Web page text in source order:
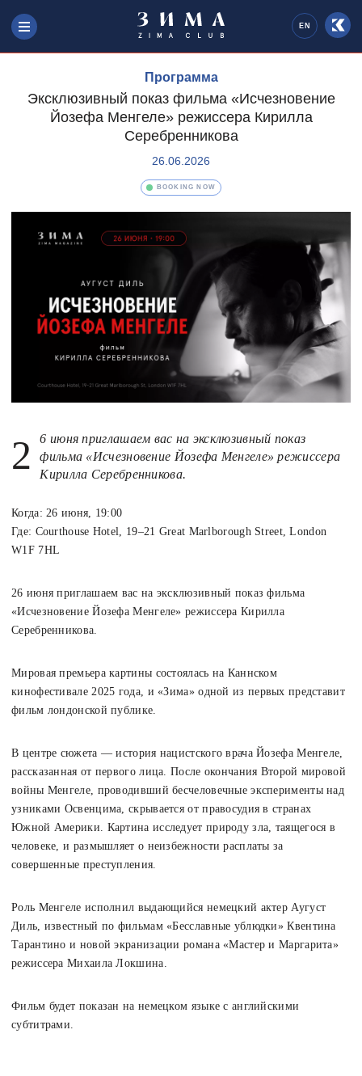
EN
Программа
Эксклюзивный показ фильма «Исчезновение
Йозефа Менгеле» режиссера Кирилла
Серебренникова
26.06.2026
BOOKING NOW
26 июня приглашаем вас на эксклюзивный показ
фильма «Исчезновение Йозефа Менгеле» режиссера
Кирилла Серебренникова.
Когда: 26 июня, 19:00
Где: Courthouse Hotel, 19–21 Great Marlborough Street, London
W1F 7HL
26 июня приглашаем вас на эксклюзивный показ фильма
«Исчезновение Йозефа Менгеле» режиссера Кирилла
Серебренникова.
Мировая премьера картины состоялась на Каннском
кинофестивале 2025 года, и «Зима» одной из первых представит
фильм лондонской публике.
В центре сюжета — история нацистского врача Йозефа Менгеле,
рассказанная от первого лица. После окончания Второй мировой
войны Менгеле, проводивший бесчеловечные эксперименты над
узниками Освенцима, скрывается от правосудия в странах
Южной Америки. Картина исследует природу зла, таящегося в
человеке, и размышляет о неизбежности расплаты за
совершенные преступления.
Роль Менгеле исполнил выдающийся немецкий актер Аугуст
Диль, известный по фильмам «Бесславные ублюдки» Квентина
Тарантино и новой экранизации романа «Мастер и Маргарита»
режиссера Михаила Локшина.
Фильм будет показан на немецком языке с английскими
субтитрами.